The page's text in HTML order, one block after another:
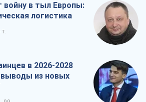
войну в тыл Европы:
логистика
в 2026-2028
из новых